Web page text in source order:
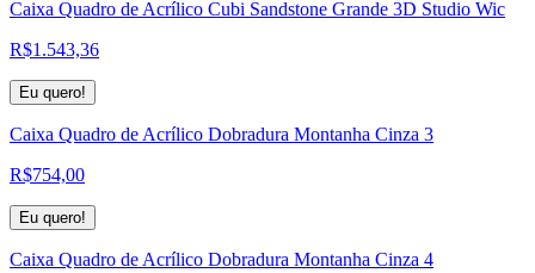
Caixa Quadro de Acrílico Cubi Sandstone Grande 3D Studio Wic
R$1.543,36
Eu quero!
Caixa Quadro de Acrílico Dobradura Montanha Cinza 3
R$754,00
Eu quero!
Caixa Quadro de Acrílico Dobradura Montanha Cinza 4